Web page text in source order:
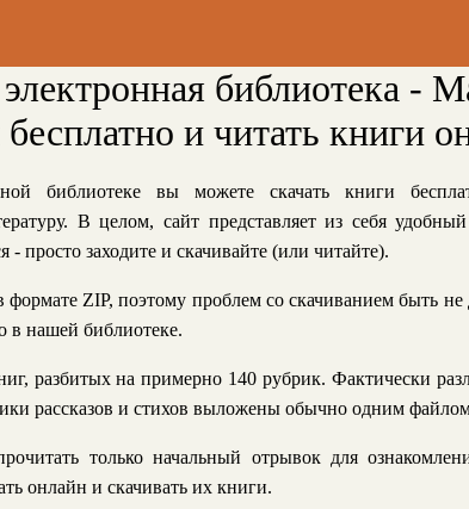
библиотека -
бесплатно и читать книги
библиотеке вы можете скачать книги
В целом, сайт представляет из себя
просто заходите и скачивайте (или читайте).
ZIP, поэтому проблем со скачиванием быть
в нашей библиотеке.
разбитых на примерно 140 рубрик. Фактически
рассказов и стихов выложены обычно одним
только начальный отрывок для
онлайн и скачивать их книги.